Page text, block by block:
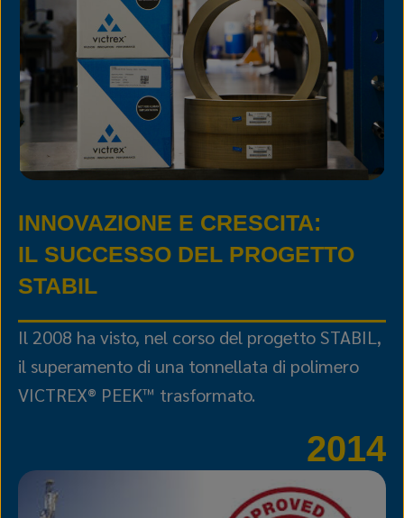
INNOVAZIONE E CRESCITA:
IL SUCCESSO DEL PROGETTO
STABIL
Il 2008 ha visto, nel corso del progetto STABIL,
il superamento di una tonnellata di polimero
VICTREX® PEEK™ trasformato.
2014